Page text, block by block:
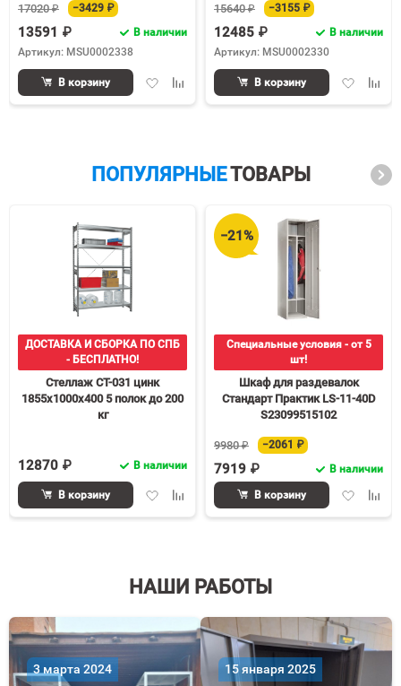
17020 ₽ −3429 ₽
13591 ₽
В наличии
Артикул: MSU0002338
ДобавитьДобавить
В корзину
15640 ₽ −3155 ₽
12485 ₽
В наличии
Артикул: MSU0002330
Добавить
В корзину
ПОПУЛЯРНЫЕТОВАРЫ
ДОСТАВКА И СБОРКА ПО СПБ
- БЕСПЛАТНО!
Стеллаж СТ-031 цинк
1855х1000х400 5 полок до 200
кг
12870 ₽ В наличии
ДобавитьДобавить
В корзину
−21%
Специальные условия - от 5
шт!
Шкаф для раздевалок
Стандарт Практик LS-11-40D
S23099515102
9980 ₽ −2061 ₽
7919 ₽ В наличии
Добавить
В корзину
НАШИ РАБОТЫ
3 марта 2024 15 января 2025